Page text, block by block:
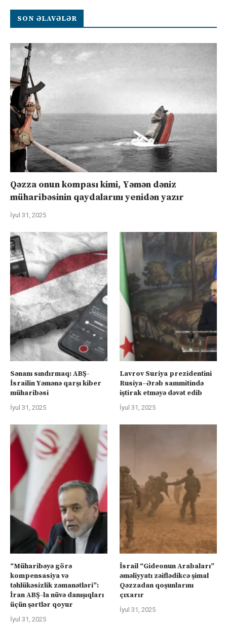
SON ƏLAVƏLƏR
Qəzza onun kompası kimi, Yəmən dəniz
müharibəsinin qaydalarını yenidən yazır
İyul 31, 2025
Sənanı sındırmaq: ABŞ-
İsrailin Yəmənə qarşı kiber
müharibəsi
İyul 31, 2025
Lavrov Suriya prezidentini
Rusiya–Ərəb sammitində
iştirak etməyə dəvət edib
İyul 31, 2025
“Müharibəyə görə
kompensasiya və
təhlükəsizlik zəmanətləri”:
İran ABŞ-la nüvə danışıqları
üçün şərtlər qoyur
İyul 31, 2025
İsrail “Gideonun Arabaları”
əməliyyatı zəiflədikcə şimal
Qəzzadan qoşunlarını
çıxarır
İyul 31, 2025